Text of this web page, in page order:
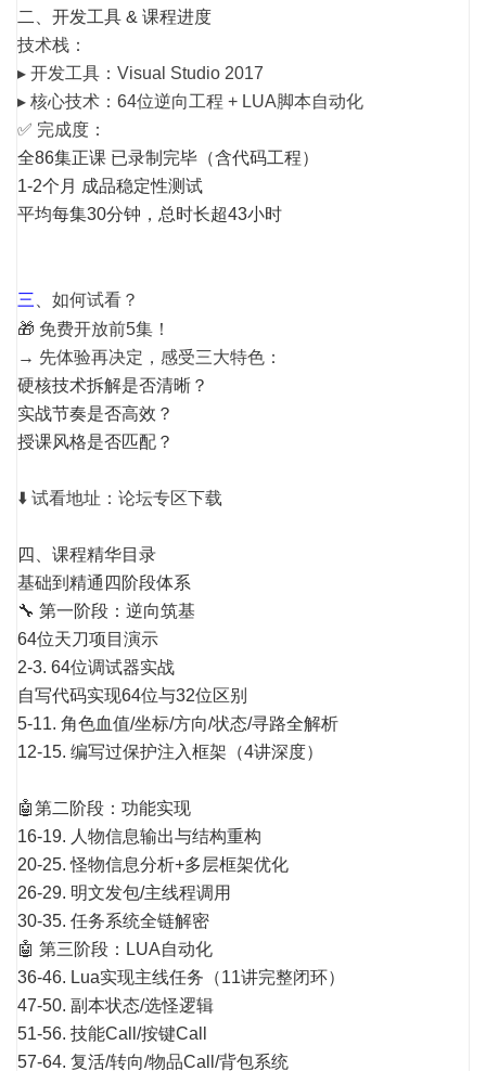
二、开发工具 & 课程进度
技术栈：
▸ 开发工具：Visual Studio 2017
▸ 核心技术：64位逆向工程 + LUA脚本自动化
✅ 完成度：
全86集正课 已录制完毕（含代码工程）
1-2个月 成品稳定性测试
平均每集30分钟，总时长超43小时
三
如何试看？
🎁 免费开放前5集！
→ 先体验再决定，感受三大特色：
硬核技术拆解是否清晰？
实战节奏是否高效？
授课风格是否匹配？
⬇️ 试看地址：论坛专区下载
四、课程精华目录
基础到精通四阶段体系
🔧 第一阶段：逆向筑基
64位天刀项目演示
2-3. 64位调试器实战
自写代码实现64位与32位区别
5-11. 角色血值/坐标/方向/状态/寻路全解析
12-15. 编写过保护注入框架（4讲深度）
🤖第二阶段：功能实现
16-19. 人物信息输出与结构重构
20-25. 怪物信息分析+多层框架优化
26-29. 明文发包/主线程调用
30-35. 任务系统全链解密
🤖 第三阶段：LUA自动化
36-46. Lua实现主线任务（11讲完整闭环）
47-50. 副本状态/选怪逻辑
51-56. 技能Call/按键Call
57-64. 复活/转向/物品Call/背包系统